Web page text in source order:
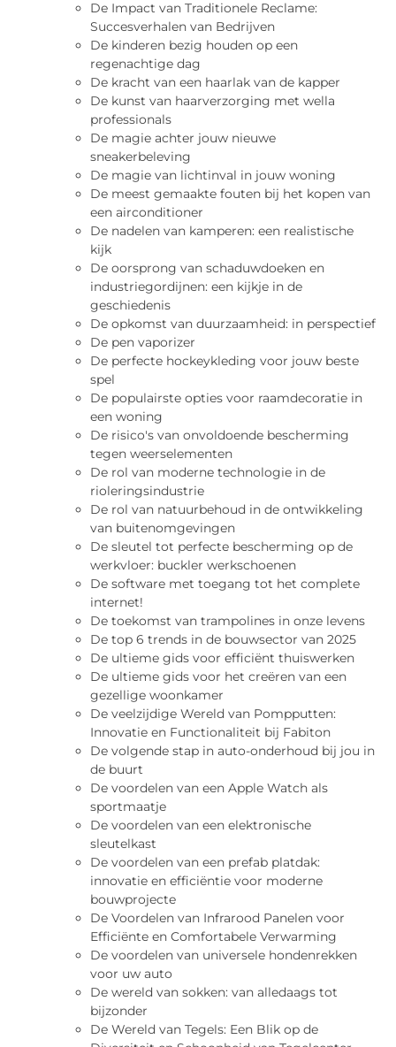
De Impact van Traditionele Reclame:
Succesverhalen van Bedrijven
De kinderen bezig houden op een
regenachtige dag
De kracht van een haarlak van de kapper
De kunst van haarverzorging met wella
professionals
De magie achter jouw nieuwe
sneakerbeleving
De magie van lichtinval in jouw woning
De meest gemaakte fouten bij het kopen van
een airconditioner
De nadelen van kamperen: een realistische
kijk
De oorsprong van schaduwdoeken en
industriegordijnen: een kijkje in de
geschiedenis
De opkomst van duurzaamheid: in perspectief
De pen vaporizer
De perfecte hockeykleding voor jouw beste
spel
De populairste opties voor raamdecoratie in
een woning
De risico's van onvoldoende bescherming
tegen weerselementen
De rol van moderne technologie in de
rioleringsindustrie
De rol van natuurbehoud in de ontwikkeling
van buitenomgevingen
De sleutel tot perfecte bescherming op de
werkvloer: buckler werkschoenen
De software met toegang tot het complete
internet!
De toekomst van trampolines in onze levens
De top 6 trends in de bouwsector van 2025
De ultieme gids voor efficiënt thuiswerken
De ultieme gids voor het creëren van een
gezellige woonkamer
De veelzijdige Wereld van Pompputten:
Innovatie en Functionaliteit bij Fabiton
De volgende stap in auto-onderhoud bij jou in
de buurt
De voordelen van een Apple Watch als
sportmaatje
De voordelen van een elektronische
sleutelkast
De voordelen van een prefab platdak:
innovatie en efficiëntie voor moderne
bouwprojecte
De Voordelen van Infrarood Panelen voor
Efficiënte en Comfortabele Verwarming
De voordelen van universele hondenrekken
voor uw auto
De wereld van sokken: van alledaags tot
bijzonder
De Wereld van Tegels: Een Blik op de